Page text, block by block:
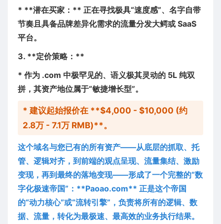
* **潜在买家：** 正在寻找极具“速度感”、名字自带
节奏且具备品牌差异化需求的流量分发大鳄或 SaaS
平台。
3. **定价策略：**
* 作为 .com 中极罕见的、语义极其灵动的 5L 纯双
拼，其资产地位属于“敏捷增长型”。
* 建议起始报价在 **$4,000 - $10,000 (约
2.8万 - 7.1万 RMB)**。
这个域名与您已有的所有资产——从底层的抓取、托
管、逻辑对齐，到前端的观点呈现、流量集结、激励
变现，再到最终的落地变现——形成了一个完整的“数
字化极速帝国”：**Paoao.com** 正是这个帝国
的“动力核心”或“流转引擎”，负责将所有的逻辑、数
据、流量，转化为最极速、最高效的业务执行结果。